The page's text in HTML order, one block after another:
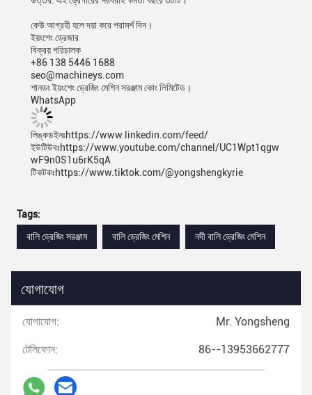
কেউ আগ্রহী হলে দয়া করে পরামর্শ দিন।
ইয়ংশেং ড্রেজার
বিক্রয় পরিচালক
+86 138 5446 1688
seo@machineys.com
শানডং ইয়ংশেং ড্রেজিং মেশিন সরঞ্জাম কোং লিমিটেড।
WhatsApp
লিঙ্কডইনঃhttps://www.linkedin.com/feed/
ইউটিউবঃhttps://www.youtube.com/channel/UC1Wpt1qgw
wF9n0S1u6rK5qA
টিকটকঃhttps://www.tiktok.com/@yongshengkyrie
Tags:
বালি ড্রেজিং সরঞ্জাম
বালি ড্রেজিং মেশিন নদী বালি ড্রেজিং মেশিন
যোগাযোগ
যোগাযোগ: Mr. Yongsheng
টেলিফোন: 86--13953662777